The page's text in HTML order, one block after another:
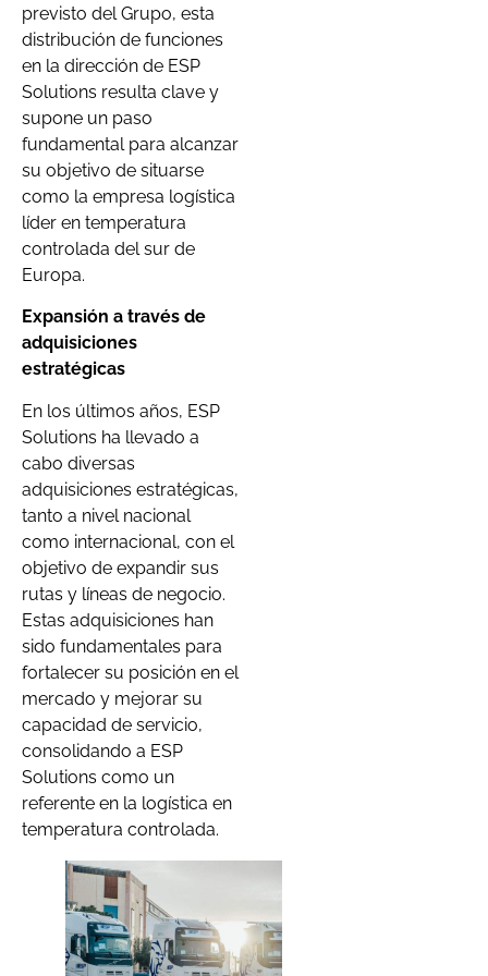
previsto del Grupo, esta
distribución de funciones
en la dirección de ESP
Solutions resulta clave y
supone un paso
fundamental para alcanzar
su objetivo de situarse
como la empresa logística
líder en temperatura
controlada del sur de
Europa.
Expansión a través de
adquisiciones
estratégicas
En los últimos años, ESP
Solutions ha llevado a
cabo diversas
adquisiciones estratégicas,
tanto a nivel nacional
como internacional, con el
objetivo de expandir sus
rutas y líneas de negocio.
Estas adquisiciones han
sido fundamentales para
fortalecer su posición en el
mercado y mejorar su
capacidad de servicio,
consolidando a ESP
Solutions como un
referente en la logística en
temperatura controlada.